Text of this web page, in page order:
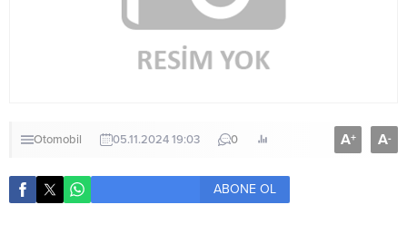
Otomobil 05.11.2024 19:03 0 A+ A-
ABONE OL